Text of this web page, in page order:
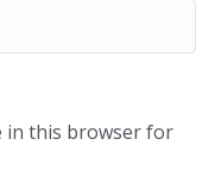
in this browser for